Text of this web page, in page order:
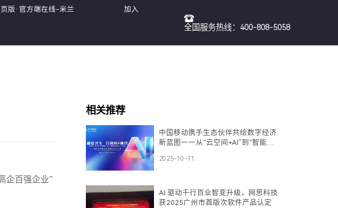
版·官方端在线-米兰 加入
全国服务热线：400-808-5058
企百强企业”
相关推荐
中国移动携手生态伙伴共绘数字经济
新蓝图——从“云空间+AI”到“智能
2025-10-11
AI 驱动千行百业智变升级，网思科技
获2025广州市首版次软件产品认定